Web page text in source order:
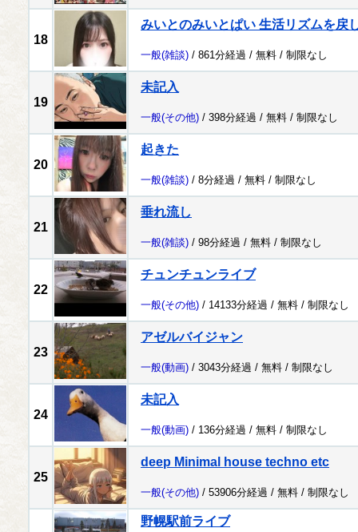
18
みいとのみいとぱい 生活リズムを戻
一般(雑談) / 861分経過 / 無料 / 制限なし
19
未記入
一般(その他) / 398分経過 / 無料 / 制限なし
20
起きた
一般(雑談) / 8分経過 / 無料 / 制限なし
21
垂れ流し
一般(雑談) / 98分経過 / 無料 / 制限なし
22
チュンチュンライブ
一般(その他) / 14133分経過 / 無料 / 制限なし
23
アゼルバイジャン
一般(動画) / 3043分経過 / 無料 / 制限なし
24
未記入
一般(動画) / 136分経過 / 無料 / 制限なし
25
deep Minimal house techno etc
一般(その他) / 53906分経過 / 無料 / 制限なし
野幌駅前ライブ